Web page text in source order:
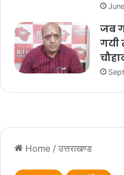
जहां एक ओर पूरेप्रदेश
बात करती है ठीक
अतिथियों को स्मृती
हैं जबकी पूरे भारत
अतिथियों को देनें का
बद्रीनाथ समिति के
जब
गयी